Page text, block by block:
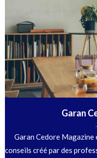
Garan
Garan Cedore Magazine
conseils créé par des